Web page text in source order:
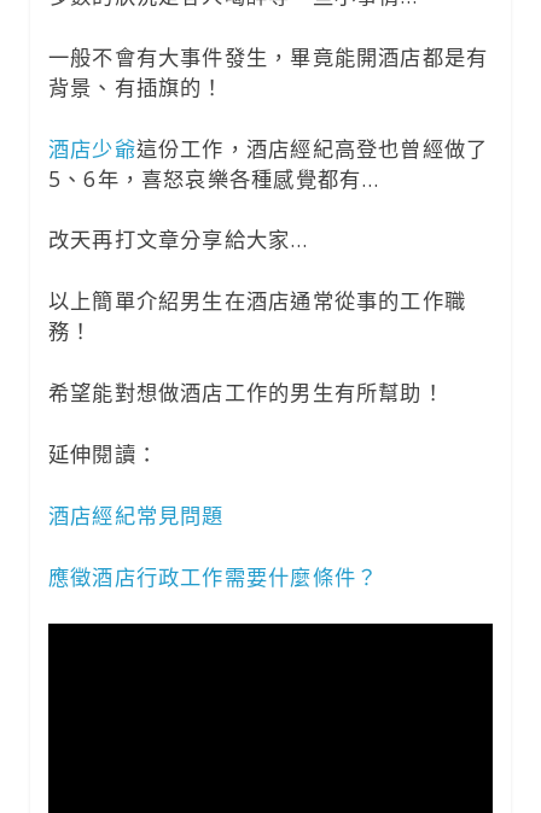
一般不會有大事件發生，畢竟能開酒店都是有
背景、有插旗的！
酒店少爺這份工作，酒店經紀高登也曾經做了
5、6年，喜怒哀樂各種感覺都有…
改天再打文章分享給大家…
以上簡單介紹男生在酒店通常從事的工作職
務！
希望能對想做酒店工作的男生有所幫助！
延伸閱讀：
酒店經紀常見問題
應徵酒店行政工作需要什麼條件？